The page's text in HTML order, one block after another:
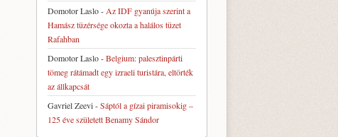
Domotor Laslo- Az IDF gyanúja szerint a
Hamász tüzérsége okozta a halálos tüzet
Rafahban
Domotor Laslo-Belgium: palesztinpárti
tömeg rátámadt egy izraeli turistára, eltörték
az állkapcsát
Gavriel Zeevi-Sáptól a gízai piramisokig –
125 éve született Benamy Sándor